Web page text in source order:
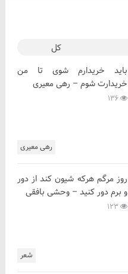
کل
رهی معیری
باید خریدارم شوی تا من
خریدارت شوم – رهی معیری
شعر
روز مرگم هرکه شیون کند از دور
و برم دور کنید – وحشی بافقی